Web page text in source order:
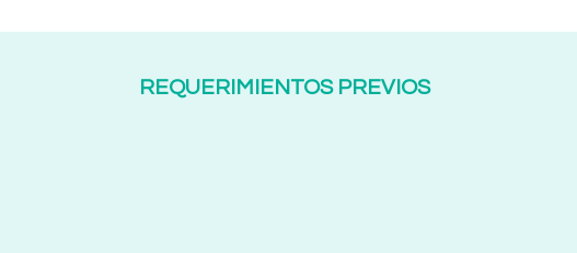
REQUERIMIENTOS PREVIOS